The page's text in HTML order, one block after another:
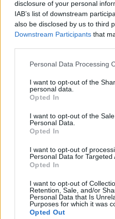
disclosure of your personal
IAB’s list of downstream
also be disclosed by us to third
Downstream Participants that
Personal Data Processing
I want to opt-out of the
personal data.
Opted In
I want to opt-out of the
Personal Data.
Opted In
I want to opt-out of
Personal Data for Targeted
Opted In
I want to opt-out of
Retention, Sale, and/or
Personal Data that Is
Purposes for which it was
Opted Out
Vaizdai iš tragiškos avarijos
vaiko gyvybių išgelbėti
Žinios | Lietuvos diena
Savaitės vidurys nusimato
32 laipsnių šilumos
Ukrainos politikoje: jis yra
Sinoptikai atsakė, kokiais